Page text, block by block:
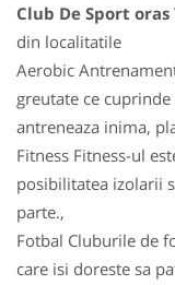
Club De Sport oras
din localitatile
Aerobic
greutate ce
antreneaza inima,
Fitness Fitness-ul
posibilitatea izolarii
parte.,
Fotbal Cluburile de
care isi doreste sa